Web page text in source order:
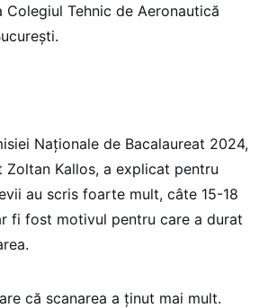
Colegiul Tehnic de Aeronautică
Naționale de Bacalaureat 2024,
Zoltan Kallos, a explicat pentru
au scris foarte mult, câte 15-18
fi fost motivul pentru care a durat
că scanarea a ținut mai mult.